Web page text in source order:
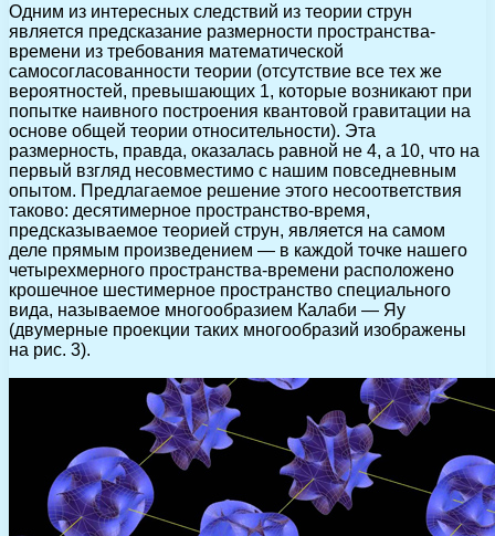
Одним из интересных следствий из теории струн
является предсказание размерности пространства-
времени из требования математической
самосогласованности теории (отсутствие все тех же
вероятностей, превышающих 1, которые возникают при
попытке наивного построения квантовой гравитации на
основе общей теории относительности). Эта
размерность, правда, оказалась равной не 4, а 10, что на
первый взгляд несовместимо с нашим повседневным
опытом. Предлагаемое решение этого несоответствия
таково: десятимерное пространство-время,
предсказываемое теорией струн, является на самом
деле прямым произведением — в каждой точке нашего
четырехмерного пространства-времени расположено
крошечное шестимерное пространство специального
вида, называемое многообразием Калаби — Яу
(двумерные проекции таких многообразий изображены
на рис. 3).